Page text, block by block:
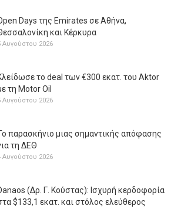
Days της Emirates σε Αθήνα,
και Κέρκυρα
Αυγούστου 2026
το deal των €300 εκατ. του Aktor
τη Μotor Oil
Αυγούστου 2026
παρασκήνιο μιας σημαντικής απόφασης
τη ΔΕΘ
Αυγούστου 2026
(Δρ. Γ. Κούστας): Ισχυρή κερδοφορία
$133,1 εκατ. και στόλος ελεύθερος